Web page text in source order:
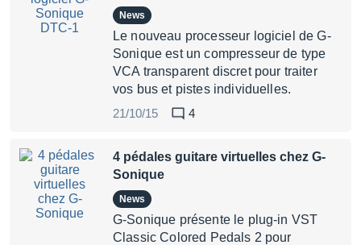
News
Le nouveau processeur logiciel de G-
Sonique est un compresseur de type
VCA transparent discret pour traiter
vos bus et pistes individuelles.
21/10/15
4
4 pédales guitare virtuelles chez G-
Sonique
News
G-Sonique présente le plug-in VST
Classic Colored Pedals 2 pour